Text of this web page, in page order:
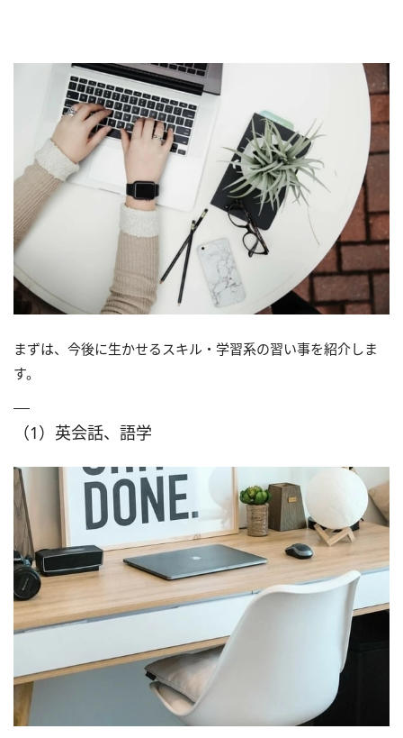
まずは、今後に生かせるスキル・学習系の習い事を紹介しま
す。
（1）英会話、語学